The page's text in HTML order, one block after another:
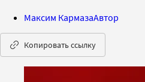
Максим КармазаАвтор
Копировать ссылку